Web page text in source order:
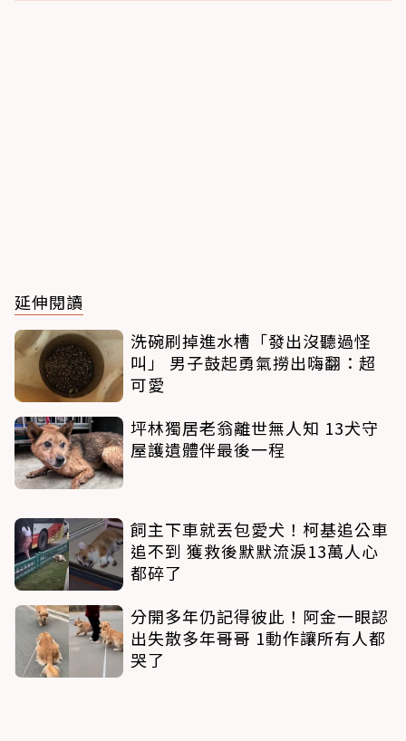
延伸閱讀
洗碗刷掉進水槽「發出沒聽過怪
叫」 男子鼓起勇氣撈出嗨翻：超
可愛
坪林獨居老翁離世無人知 13犬守
屋護遺體伴最後一程
飼主下車就丟包愛犬！柯基追公車
追不到 獲救後默默流淚13萬人心
都碎了
分開多年仍記得彼此！阿金一眼認
出失散多年哥哥 1動作讓所有人都
哭了